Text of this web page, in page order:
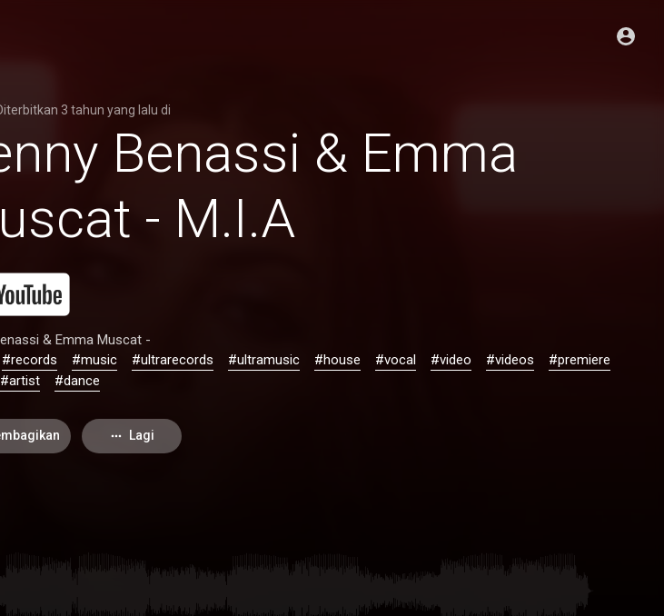
3 tahun yang lalu di
Benassi & Emma
- M.I.A
& Emma Muscat -
#records #music #ultrarecords #ultramusic #house #vocal #video #videos
#premiere
#artist #dance
Lagi